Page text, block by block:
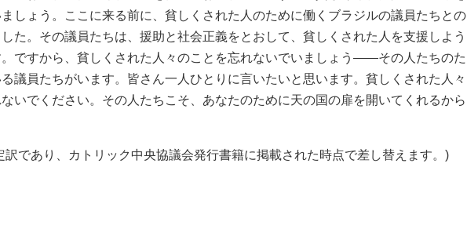
しょう。ここに来る前に、貧しくされた人のために働くブラジルの議員たちとの
た。その議員たちは、援助と社会正義をとおして、貧しくされた人を支援しよう
。ですから、貧しくされた人々のことを忘れないでいましょう――その人たちのた
議員たちがいます。皆さん一人ひとりに言いたいと思います。貧しくされた人々
いでください。その人たちこそ、あなたのために天の国の扉を開いてくれるから
訳であり、カトリック中央協議会発行書籍に掲載された時点で差し替えます。)